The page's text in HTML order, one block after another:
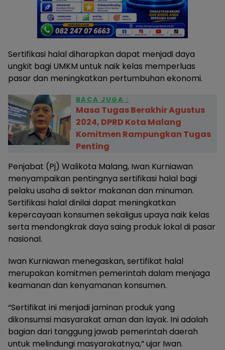
Sertifikasi halal diharapkan dapat menjadi daya
ungkit bagi UMKM untuk naik kelas memperluas
pasar dan meningkatkan pertumbuhan ekonomi.
BACA JUGA :
Masa Tugas Berakhir Agustus
2024, DPRD Kota Malang
Komitmen Rampungkan Tugas
Penting
Penjabat (Pj) Walikota Malang, Iwan Kurniawan
menyampaikan pentingnya sertifikasi halal bagi
pelaku usaha di sektor makanan dan minuman.
Sertifikasi halal dinilai dapat meningkatkan
kepercayaan konsumen sekaligus upaya naik kelas
serta mendongkrak daya saing produk lokal di pasar
nasional.
Iwan Kurniawan menegaskan, sertifikat halal
merupakan komitmen pemerintah dalam menjaga
keamanan dan kenyamanan konsumen.
“Sertifikat ini menjadi jaminan produk yang
dikonsumsi masyarakat aman dan layak. Ini adalah
bagian dari tanggung jawab pemerintah daerah
untuk melindungi masyarakatnya,” ujar Iwan.